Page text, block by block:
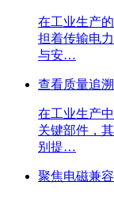
在工业生产
担着传输电
与安…
查看质量追
在工业生产
关键部件，
别提…
聚焦电磁兼